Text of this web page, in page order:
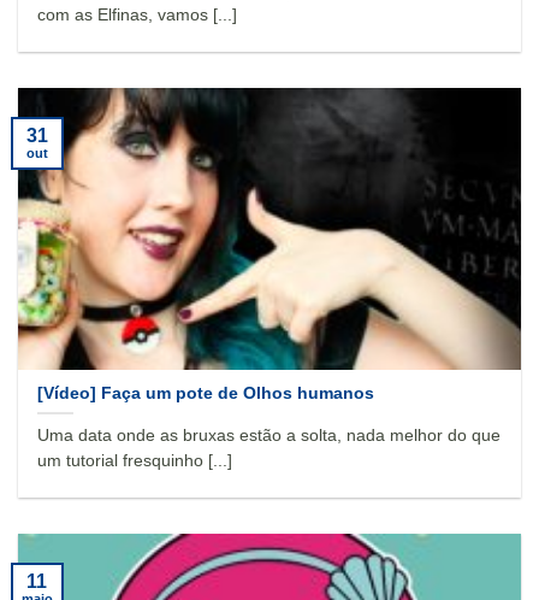
com as Elfinas, vamos [...]
[Vídeo] Faça um pote de Olhos humanos
Uma data onde as bruxas estão a solta, nada melhor do que
um tutorial fresquinho [...]
31
out
11